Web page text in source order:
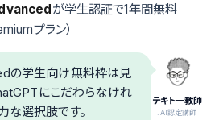
が学生認証で1年間無料
プラン）
テキトー教師
.AI認定講師
の学生向け無料枠は見
にこだわらなけれ
な選択肢です。